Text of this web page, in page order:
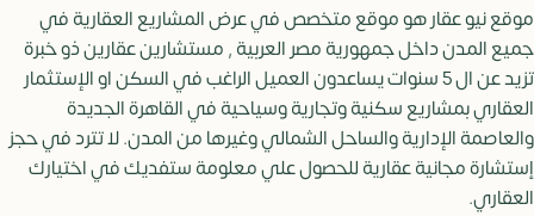
موقع نيو عقار هو موقع متخصص في عرض المشاريع العقارية في
جميع المدن داخل جمهورية مصر العربية , مستشارين عقارين ذو خبرة
تزيد عن ال 5 سنوات يساعدون العميل الراغب في السكن او الإستثمار
العقاري بمشاريع سكنية وتجارية وسياحية في القاهرة الجديدة
والعاصمة الإدارية والساحل الشمالي وغيرها من المدن. لا تترد في حجز
إستشارة مجانية عقارية للحصول علي معلومة ستفديك في اختيارك
العقاري.